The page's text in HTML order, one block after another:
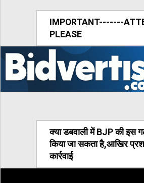
IMPORTANT-------
PLEASE
क्या डबवाली में BJP की इस
किया जा सकता है,आखिर
कार्रवाई